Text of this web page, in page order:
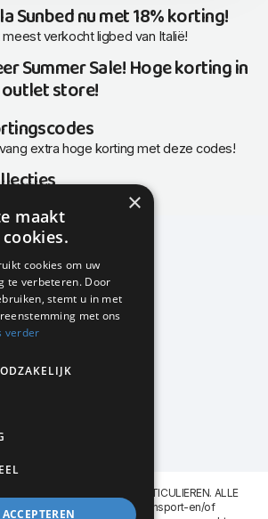
Sunbed nu met 18% korting!
meest verkocht ligbed van Italië!
Summer Sale! Hoge korting in
store!
extra hoge korting met deze codes!
en populaire collecties
levert aan BEDRIJVEN en PARTICULIEREN. ALLE
ZIJN EXCL. 21% B.T.W. Transport-en/of
×
maakt
cookies om uw
te verbeteren. Door
stemt u in met
met ons
verder